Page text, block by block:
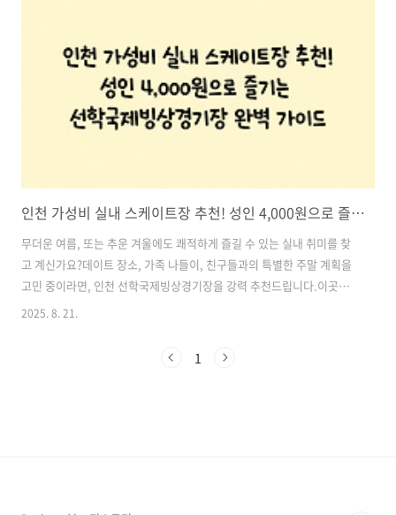
인천 가성비 실내 스케이트장 추천! 성인 4,000원으로 즐기는 선학국제빙상경기장 완벽 가이드
무더운 여름, 또는 추운 겨울에도 쾌적하게 즐길 수 있는 실내 취미를 찾
고 계신가요?데이트 장소, 가족 나들이, 친구들과의 특별한 주말 계획을
고민 중이라면, 인천 선학국제빙상경기장을 강력 추천드립니다.이곳은
빙상 국가대표 선수들도 훈련하는 국제 규격의 실내 아이스링크장으로,
원한 스케이팅을 즐길 수 있는 숨겨진 명소입니다.게다가 스케이트 장비
2025. 8. 21.
1